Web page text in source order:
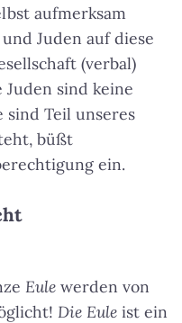
aufmerksam
Juden auf diese
(verbal)
Juden sind keine
sind Teil unseres
büßt
ein.
Eule werden von
Die Eule ist ein